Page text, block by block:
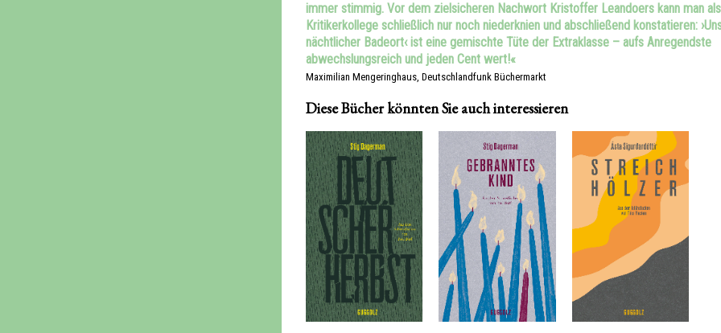
immer stimmig. Vor dem zielsicheren Nachwort Kristoffer Leandoers kann man als
Kritikerkollege schließlich nur noch niederknien und abschließend konstatieren:
nächtlicher Badeort‹ ist eine gemischte Tüte der Extraklasse – aufs Anregendste
abwechslungsreich und jeden Cent wert!«
Maximilian Mengeringhaus, Deutschlandfunk Büchermarkt
Diese Bücher könnten Sie auch interessieren